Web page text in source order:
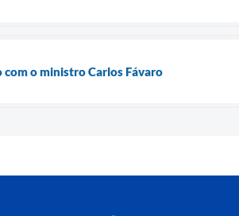
o ministro Carlos Fávaro